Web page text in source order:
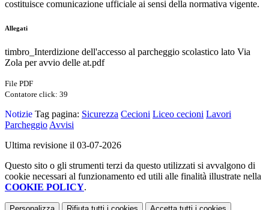
costituisce comunicazione ufficiale ai sensi della normativa vigente.
Allegati
timbro_Interdizione dell'accesso al parcheggio scolastico lato Via
Zola per avvio delle at.pdf
File PDF
Contatore click: 39
Notizie Tag pagina: Sicurezza Cecioni Liceo cecioni Lavori
Parcheggio Avvisi
Ultima revisione il 03-07-2026
Questo sito o gli strumenti terzi da questo utilizzati si avvalgono di
cookie necessari al funzionamento ed utili alle finalità illustrate nella
COOKIE POLICY.